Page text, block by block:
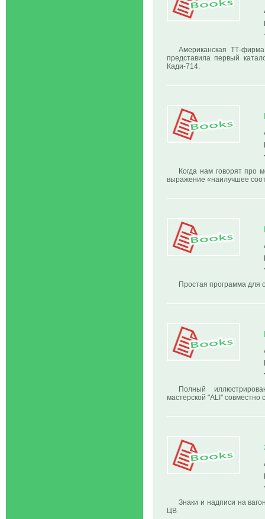
Американская ТТ-
представила первый
Кади-714.
Когда нам говорят про
выражение «наилучшее
Простая программа для
Полный
мастерской "ALI"
Знаки и надписи на
ЦВ